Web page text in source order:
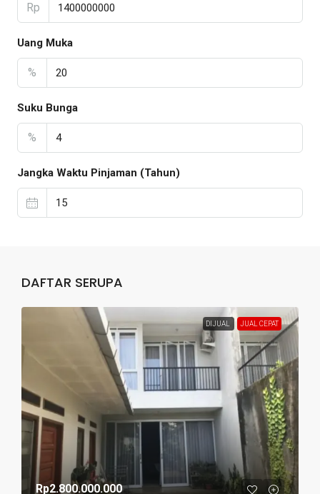
Rp
Uang Muka
%
Suku Bunga
%
Jangka Waktu Pinjaman (Tahun)
DAFTAR SERUPA
DIJUAL JUAL CEPAT
Rp2.800.000.000